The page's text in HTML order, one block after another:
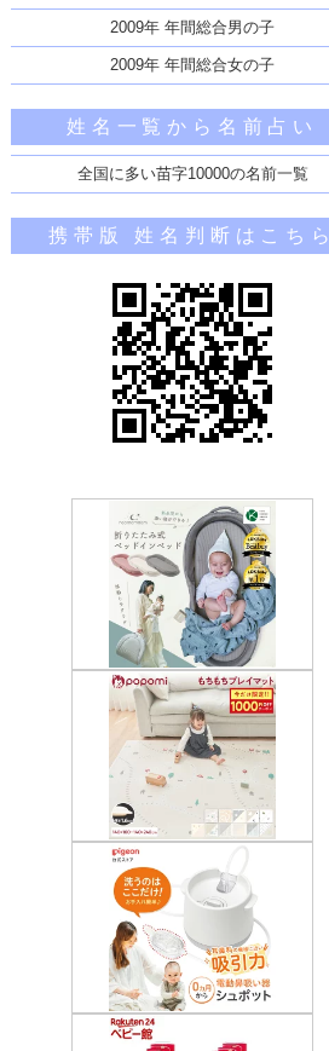
2009年 年間総合男の子
2009年 年間総合女の子
姓名一覧から名前占い
全国に多い苗字10000の名前一覧
携帯版 姓名判断はこちら